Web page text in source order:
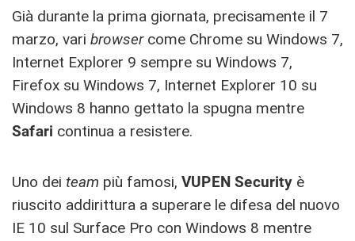
Già durante la prima giornata, precisamente il 7
marzo, vari browsercome Chrome su Windows 7,
Internet Explorer 9 sempre su Windows 7,
Firefox su Windows 7, Internet Explorer 10 su
Windows 8 hanno gettato la spugna mentre
Safari continua a resistere.
Uno dei team più famosi, VUPEN Securityè
riuscito addirittura a superare le difesa del nuovo
IE 10 sul Surface Pro con Windows 8 mentre